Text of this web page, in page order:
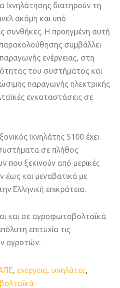
διατηρούν τη
ακόμη και υπό
συνθήκες. Η προηγμένη αυτή
συμβάλλει
ενέργειας, στη
του συστήματος και
παραγωγής ηλεκτρικής
εγκαταστάσεις σε
Ιχνηλάτης S100 έχει
συστήματα σε πλήθος
ξεκινούν από μερικές
έως και μεγαβατικά με
Ελληνική επικράτεια.
και σε αγροφωτοβολταϊκά
επιτυχία τις
αγροτών.
, ενέργεια, ιχνηλάτες,